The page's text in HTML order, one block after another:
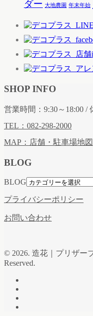
ダー 大地農園 年末年始
SHOP INFO
営業時間：9:30～18:00 /
TEL：082-298-2000
MAP：店舗・駐車場地図
BLOG
BLOG
プライバシーポリシー
お問い合わせ
© 2026. 造花｜プリザー
Reserved.